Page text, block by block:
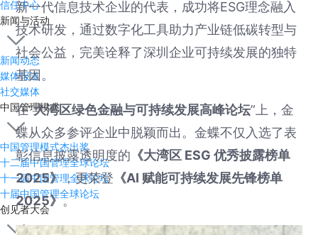
信任中心
新闻与活动
新闻动态
媒体报道
社交媒体
中国管理模式
中国管理模式杰出奖
十二届中国管理全球论坛
十一届中国管理全球论坛
十届中国管理全球论坛
创见者大会
新一代信息技术企业的代表，成功将ESG理念融入
技术研发，通过数字化工具助力产业链低碳转型与
社会公益，完美诠释了深圳企业可持续发展的独特
基因。
在“大湾区绿色金融与可持续发展高峰论坛”上，金
蝶从众多参评企业中脱颖而出。金蝶不仅入选了表
彰信息披露透明度的 《大湾区 ESG 优秀披露榜单
2025》，更荣登 《AI 赋能可持续发展先锋榜单
2025》。